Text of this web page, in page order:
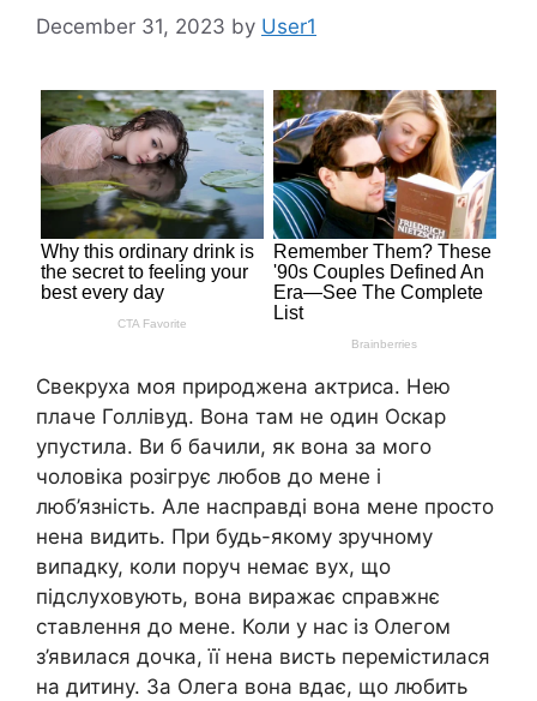
December 31, 2023 by User1
Свекруха моя природжена актриса. Нею
плаче Голлівуд. Вона там не один Оскар
упустила. Ви б бачили, як вона за мого
чоловіка розігрує любов до мене і
люб’язність. Але насправді вона мене просто
нена видить. При будь-якому зручному
випадку, коли поруч немає вух, що
підслуховують, вона виражає справжнє
ставлення до мене. Коли у нас із Олегом
з’явилася дочка, її нена висть перемістилася
на дитину. За Олега вона вдає, що любить